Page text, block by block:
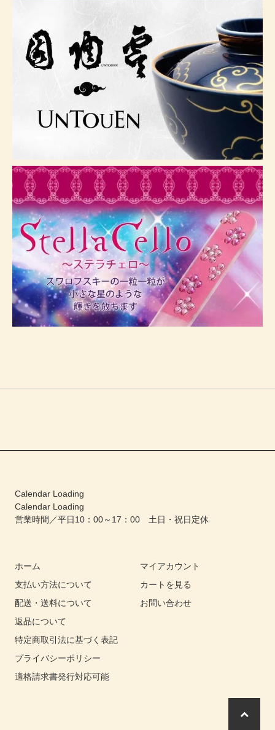
Calendar Loading
Calendar Loading
営業時間／平日10：00～17：00 土日・祝日定休
ホーム
支払い方法について
配送・送料について
返品について
特定商取引法に基づく表記
プライバシーポリシー
適格請求書発行対応可能
マイアカウント
カートを見る
お問い合わせ